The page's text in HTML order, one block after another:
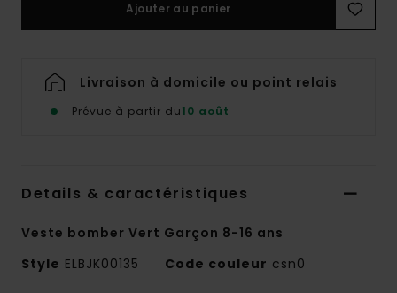
Ajouter au panier
Livraison à domicile ou point relais
Prévue à partir du10 août
Details & caractéristiques
Veste bomber Vert Garçon 8-16 ans
Style ELBJK00135 Code couleur csn0